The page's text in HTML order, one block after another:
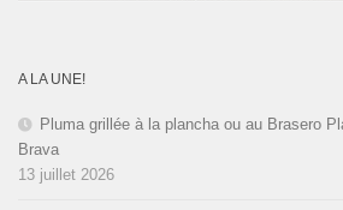
A LA UNE!
Pluma grillée à la plancha ou au Brasero
Brava
13 juillet 2026